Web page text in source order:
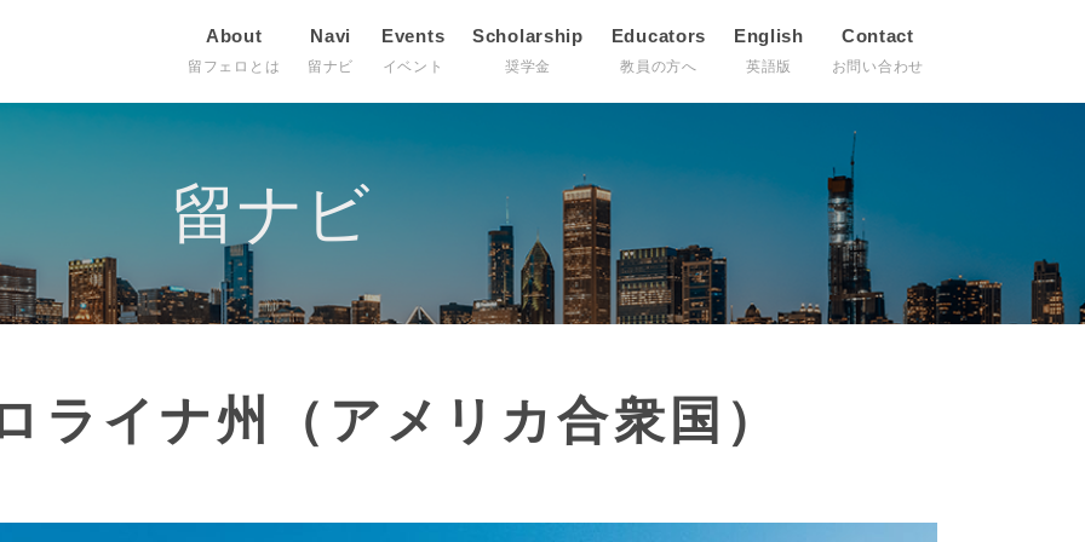
About
留フェロとは
Navi
留ナビ
Events
イベント
Scholarship
奨学金
Educators
教員の方へ
English
英語版
Contact
お問い合わせ
留ナビ
ライナ州（アメリカ合衆国）